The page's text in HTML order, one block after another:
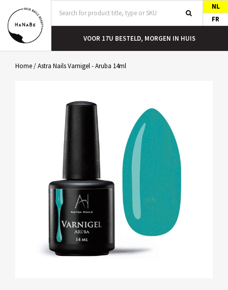
NL
FR
VOOR 17U BESTELD, MORGEN IN HUIS
Home/Astra Nails Varnigel - Aruba 14ml